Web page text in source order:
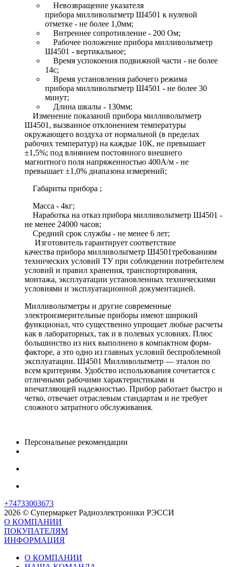
Невозвращение указателя
прибора милливольтметр Ш4501 к нулевой
отметке - не более 1,0мм;
Внтреннее сопротивление - 200 Ом;
Рабочее положение прибора милливольтметр
Ш4501 - вертикальное;
Время успокоения подвижной части - не более
14с;
Время установления рабочего режима
прибора милливольтметр Ш4501 - не более 30
минут;
Длина шкалы - 130мм;
Изменение показаний прибора милливольтметр
Ш4501, вызванное отклонением температуры
окружающего воздуха от нормальной (в пределах
рабочих температур) на каждые 10К, не превышает
±1,5%; под влиянием постоянного внешнего
магнитного поля напряженностью 400А/м - не
превышает ±1,0% диапазона измерений;
Габариты прибора ;
Масса - 4кг;
Наработка на отказ прибора милливольтметр Ш4501 -
не менее 24000 часов;
Средний срок службы - не менее 6 лет;
Изготовитель гарантирует соответствие
качества прибора милливольтметр Ш4501требованиям
технических условий ТУ при соблюдении потребителем
условий и правил хранения, транспортирования,
монтажа, эксплуатации установленных техническими
условиями и эксплуатационной документацией.
Милливольтметры и другие современные
электроизмерительные приборы имеют широкий
функционал, что существенно упрощает любые расчеты
как в лабораторных, так и в полевых условиях. Плюс
большинство из них выполнено в компактном форм-
факторе, а это одно из главных условий беспроблемной
эксплуатации. Ш4501 Милливольтметр — эталон по
всем критериям. Удобство использования сочетается с
отличными рабочими характеристиками и
впечатляющей надежностью. Прибор работает быстро и
четко, отвечает отраслевым стандартам и не требует
сложного затратного обслуживания.
Персональные рекомендации
+74733003673
2026 © Супермаркет Радиоэлектроники РЭССИ
О КОМПАНИИ
ПОКУПАТЕЛЯМ
ИНФОРМАЦИЯ
О КОМПАНИИ